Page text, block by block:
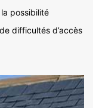
possibilité
difficultés d’accès